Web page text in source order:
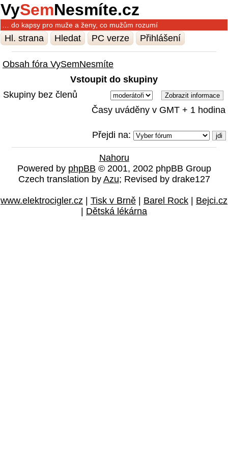
VySemNesmíte.cz
… do kapsy pro muže a ženy, co mužům rozumí
Hl. strana Hledat PC verze Přihlášení
Obsah fóra VySemNesmíte
Vstoupit do skupiny
Skupiny bez členů
Časy uváděny v GMT + 1 hodina
Přejdi na:
Nahoru
Powered by phpBB © 2001, 2002 phpBB Group
Czech translation by Azu; Revised by drake127
www.elektrocigler.cz Tisk v Brně Barel Rock
Bejci.cz
Dětská lékárna